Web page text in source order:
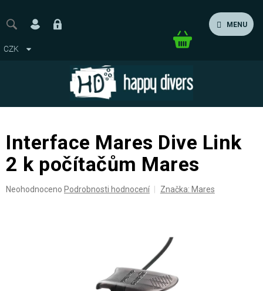
obsah
MENU
CZK
Nákupní
Interface Mares Dive Link
2 k počítačům Mares
Průměrné
Neohodnoceno Podrobnosti hodnocení Značka: Mares